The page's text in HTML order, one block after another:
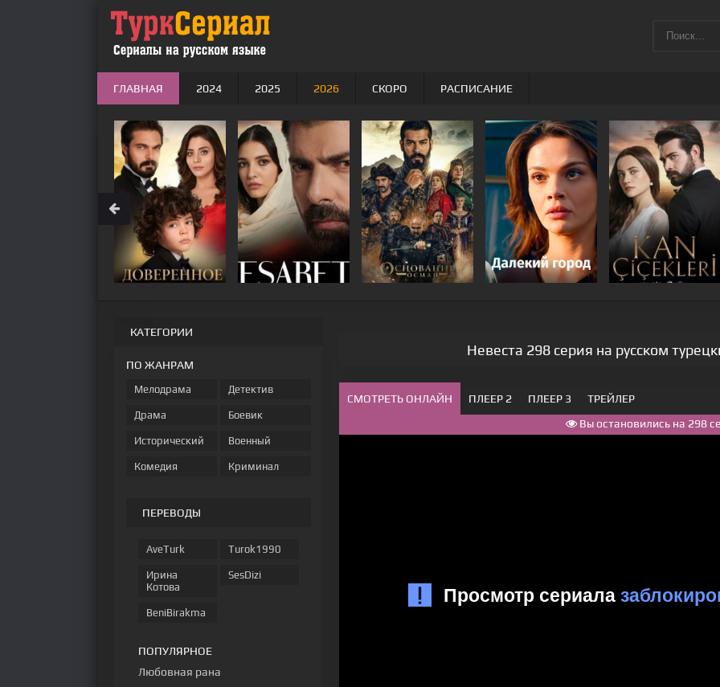
Невеста 298 серия на русском
СМОТРЕТЬ ОНЛАЙН ПЛЕЕР 2 ПЛЕЕР 3
ТРЕЙЛЕР
Вы остановились на 298
КАТЕГОРИИ
ПО ЖАНРАМ
Мелодрама
Драма
Исторический
Комедия
Детектив
Боевик
Военный
Криминал
ПЕРЕВОДЫ
AveTurk
Ирина
Котова
BeniBirakma
Turok1990
SesDizi
ПОПУЛЯРНОЕ
Любовная рана
ГЛАВНАЯ 2024 2025 2026 СКОРО РАСПИСАНИЕ